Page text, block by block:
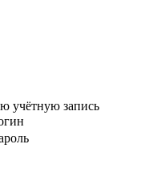
учётную запись